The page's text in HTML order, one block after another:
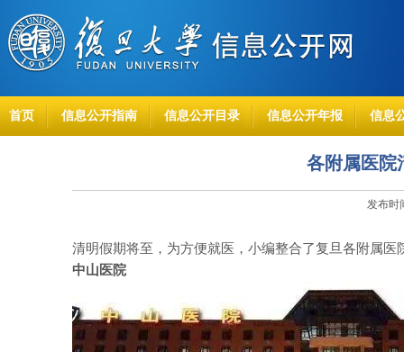
首页 信息公开指南 信息公开目录 信息公开年报 信息
各附属医院
发布时
清明假期将至，为方便就医， 小编整合了复旦各附属医
中山医院